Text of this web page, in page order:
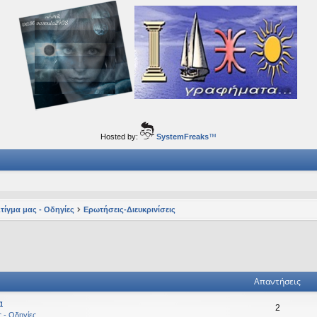
ταξίδια του νού...
Hosted by: SystemFreaks™
μας - Οδηγίες Ερωτήσεις-Διευκρινίσεις
Απαντήσεις
- Οδηγίες
2